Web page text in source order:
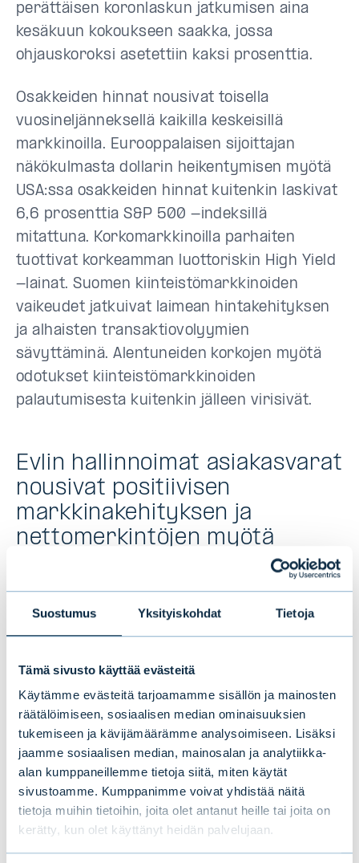
Suostumus Yksityiskohdat Tietoja
Tämä sivusto käyttää evästeitä
Käytämme evästeitä tarjoamamme sisällön ja mainosten
räätälöimiseen, sosiaalisen median ominaisuuksien
tukemiseen ja kävijämäärämme analysoimiseen. Lisäksi
jaamme sosiaalisen median, mainosalan ja analytiikka-
alan kumppaneillemme tietoja siitä, miten käytät
sivustoamme. Kumppanimme voivat yhdistää näitä
tietoja muihin tietoihin, joita olet antanut heille tai joita on
kerätty, kun olet käyttänyt heidän palvelujaan.
perättäisen koronlaskun jatkumisen aina
kesäkuun kokoukseen saakka, jossa
ohjauskoroksi asetettiin kaksi prosenttia.
Osakkeiden hinnat nousivat toisella
vuosineljänneksellä kaikilla keskeisillä
markkinoilla. Eurooppalaisen sijoittajan
näkökulmasta dollarin heikentymisen myötä
USA:ssa osakkeiden hinnat kuitenkin laskivat
6,6 prosenttia S&P 500 -indeksillä
mitattuna. Korkomarkkinoilla parhaiten
tuottivat korkeamman luottoriskin High Yield
-lainat. Suomen kiinteistömarkkinoiden
vaikeudet jatkuivat laimean hintakehityksen
ja alhaisten transaktiovolyymien
sävyttäminä. Alentuneiden korkojen myötä
odotukset kiinteistömarkkinoiden
palautumisesta kuitenkin jälleen virisivät.
Evlin hallinnoimat asiakasvarat
nousivat positiivisen
markkinakehityksen ja
nettomerkintöjen myötä
Evli-konsernin nettoliikevaihto laski toisella
”Parhaiten kehittyivät perinteisten ja
pääomarahastojen palkkiotuotot,
varainhoidon tuotot sekä välitystoiminnan
tuotot, jotka kasvoivat edellisvuodesta. Sen
sijaan tuottosidonnaiset palkkiot ja
neuvonantopalkkiot laskivat. Myös oman
taseen tuotot jäivät edellisvuotta alemmalle
tasolle”, toimitusjohtajaMaunu Lehtimäki